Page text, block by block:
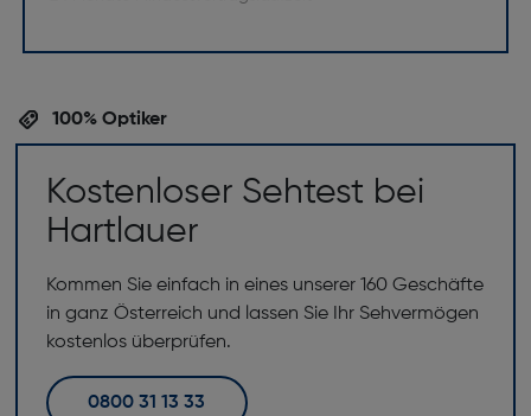
100% Optiker
Kostenloser Sehtest bei
Hartlauer
Kommen Sie einfach in eines unserer 160 Geschäfte
in ganz Österreich und lassen Sie Ihr Sehvermögen
kostenlos überprüfen.
0800 31 13 33